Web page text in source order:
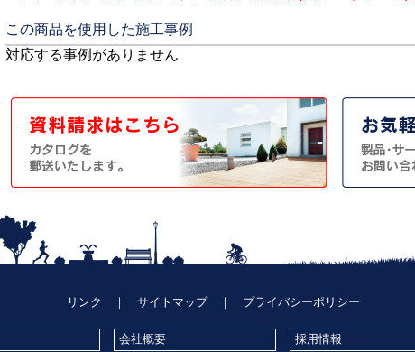
この商品を使用した施工事例
対応する事例がありません
リンク ｜ サイトマップ｜ プライバシーポリシー
会社概要 採用情報